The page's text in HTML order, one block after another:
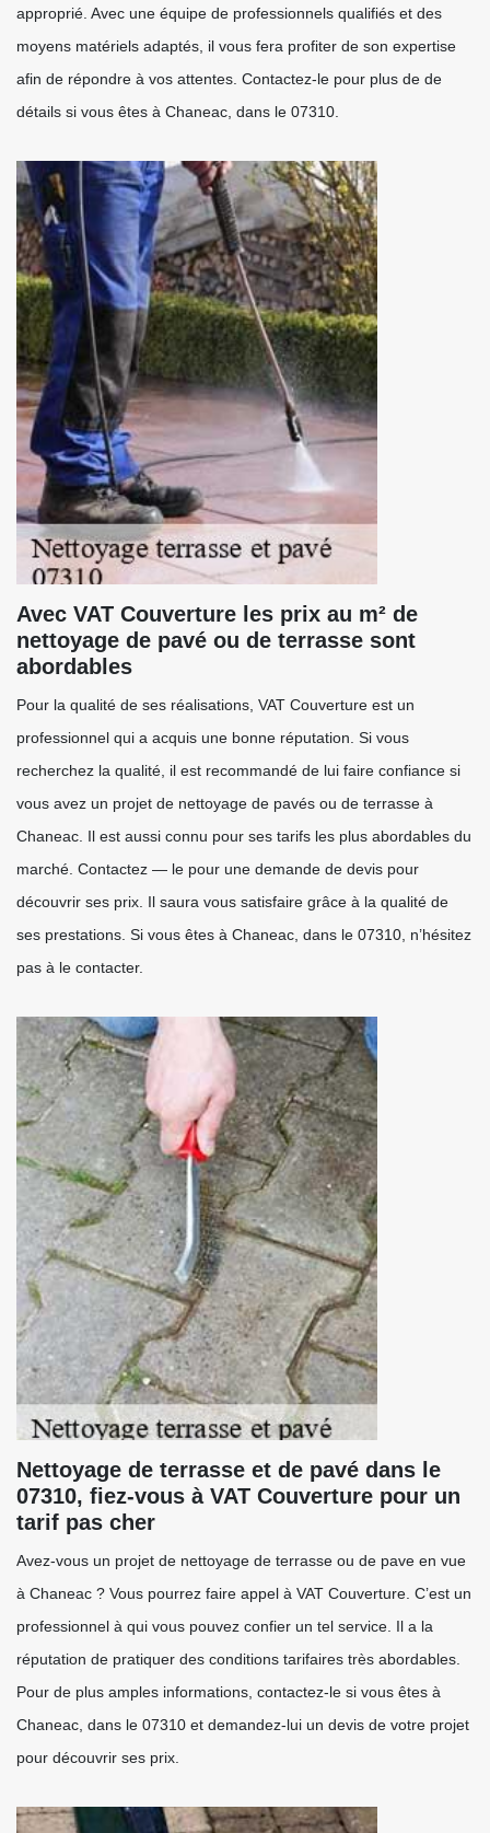
approprié. Avec une équipe de professionnels qualifiés et des
moyens matériels adaptés, il vous fera profiter de son expertise
afin de répondre à vos attentes. Contactez-le pour plus de de
détails si vous êtes à Chaneac, dans le 07310.
Avec VAT Couverture les prix au m² de
nettoyage de pavé ou de terrasse sont
abordables
Pour la qualité de ses réalisations, VAT Couverture est un
professionnel qui a acquis une bonne réputation. Si vous
recherchez la qualité, il est recommandé de lui faire confiance si
vous avez un projet de nettoyage de pavés ou de terrasse à
Chaneac. Il est aussi connu pour ses tarifs les plus abordables du
marché. Contactez — le pour une demande de devis pour
découvrir ses prix. Il saura vous satisfaire grâce à la qualité de
ses prestations. Si vous êtes à Chaneac, dans le 07310, n’hésitez
pas à le contacter.
Nettoyage de terrasse et de pavé dans le
07310, fiez-vous à VAT Couverture pour un
tarif pas cher
Avez-vous un projet de nettoyage de terrasse ou de pave en vue
à Chaneac ? Vous pourrez faire appel à VAT Couverture. C’est un
professionnel à qui vous pouvez confier un tel service. Il a la
réputation de pratiquer des conditions tarifaires très abordables.
Pour de plus amples informations, contactez-le si vous êtes à
Chaneac, dans le 07310 et demandez-lui un devis de votre projet
pour découvrir ses prix.